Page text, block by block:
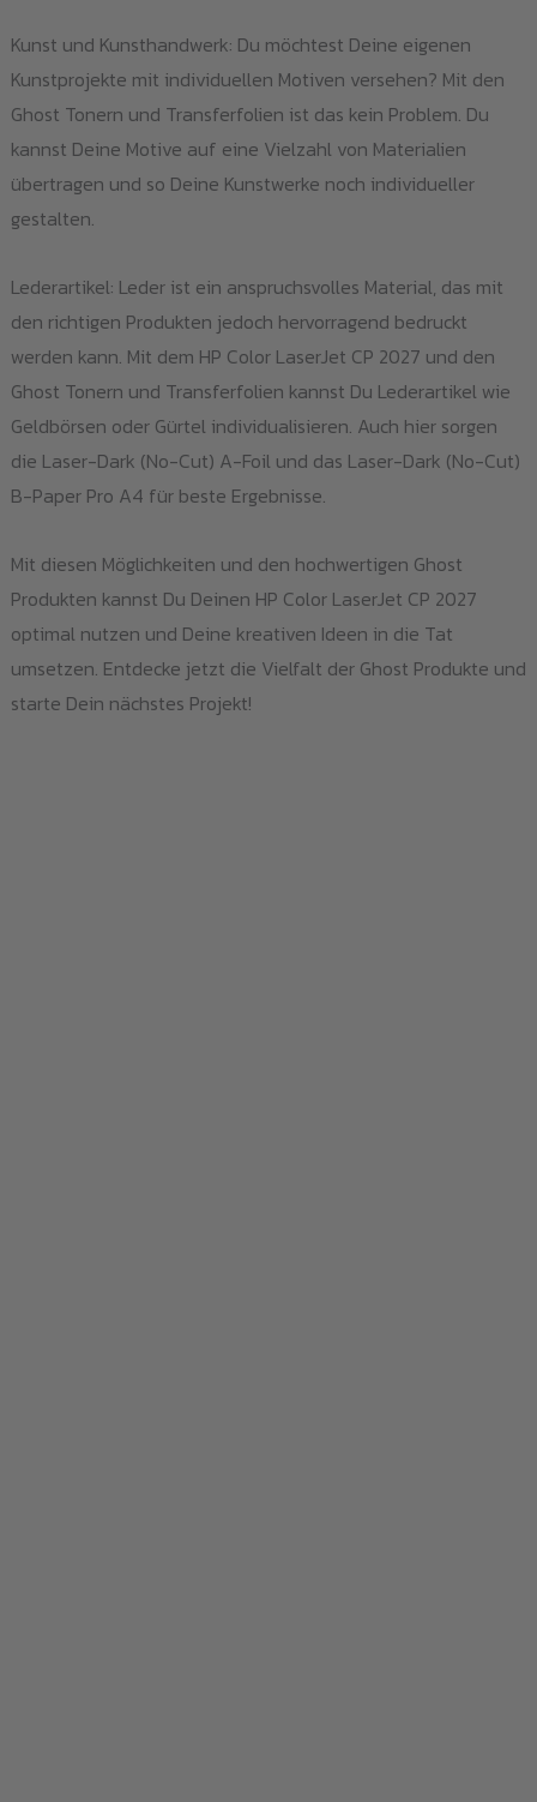
Kunst und Kunsthandwerk: Du möchtest Deine eigenen
Kunstprojekte mit individuellen Motiven versehen? Mit den
Ghost Tonern und Transferfolien ist das kein Problem. Du
kannst Deine Motive auf eine Vielzahl von Materialien
übertragen und so Deine Kunstwerke noch individueller
gestalten.
Lederartikel: Leder ist ein anspruchsvolles Material, das mit
den richtigen Produkten jedoch hervorragend bedruckt
werden kann. Mit dem HP Color LaserJet CP 2027 und den
Ghost Tonern und Transferfolien kannst Du Lederartikel wie
Geldbörsen oder Gürtel individualisieren. Auch hier sorgen
die Laser-Dark (No-Cut) A-Foil und das Laser-Dark (No-Cut)
B-Paper Pro A4 für beste Ergebnisse.
Mit diesen Möglichkeiten und den hochwertigen Ghost
Produkten kannst Du Deinen HP Color LaserJet CP 2027
optimal nutzen und Deine kreativen Ideen in die Tat
umsetzen. Entdecke jetzt die Vielfalt der Ghost Produkte und
starte Dein nächstes Projekt!